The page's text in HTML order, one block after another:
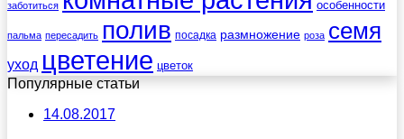
заботиться особенности
пальма пересадить полив посадка размножение роза семя
уход цветение цветок
Популярные статьи
14.08.2017